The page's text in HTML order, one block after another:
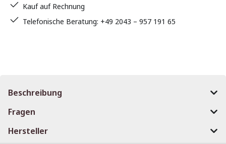
Kauf auf Rechnung
Telefonische Beratung: +49 2043 – 957 191 65
Beschreibung
Fragen
Hersteller